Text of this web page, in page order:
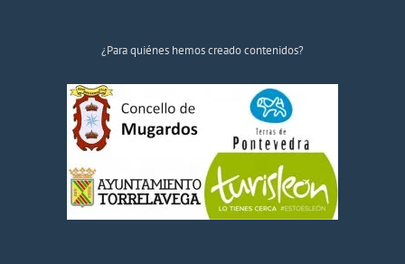
¿Para quiénes hemos creado contenidos?